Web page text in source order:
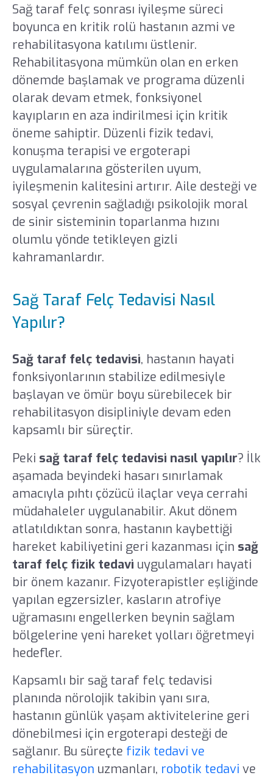
Sağ taraf felç sonrası iyileşme süreci
boyunca en kritik rolü hastanın azmi ve
rehabilitasyona katılımı üstlenir.
Rehabilitasyona mümkün olan en erken
dönemde başlamak ve programa düzenli
olarak devam etmek, fonksiyonel
kayıpların en aza indirilmesi için kritik
öneme sahiptir. Düzenli fizik tedavi,
konuşma terapisi ve ergoterapi
uygulamalarına gösterilen uyum,
iyileşmenin kalitesini artırır. Aile desteği ve
sosyal çevrenin sağladığı psikolojik moral
de sinir sisteminin toparlanma hızını
olumlu yönde tetikleyen gizli
kahramanlardır.
Sağ Taraf Felç Tedavisi Nasıl
Yapılır?
Sağ taraf felç tedavisi, hastanın hayati
fonksiyonlarının stabilize edilmesiyle
başlayan ve ömür boyu sürebilecek bir
rehabilitasyon disipliniyle devam eden
kapsamlı bir süreçtir.
Peki sağ taraf felç tedavisi nasıl yapılır? İlk
aşamada beyindeki hasarı sınırlamak
amacıyla pıhtı çözücü ilaçlar veya cerrahi
müdahaleler uygulanabilir. Akut dönem
atlatıldıktan sonra, hastanın kaybettiği
hareket kabiliyetini geri kazanması için sağ
taraf felç fizik tedavi uygulamaları hayati
bir önem kazanır. Fizyoterapistler eşliğinde
yapılan egzersizler, kasların atrofiye
uğramasını engellerken beynin sağlam
bölgelerine yeni hareket yolları öğretmeyi
hedefler.
Kapsamlı bir sağ taraf felç tedavisi
planında nörolojik takibin yanı sıra,
hastanın günlük yaşam aktivitelerine geri
dönebilmesi için ergoterapi desteği de
sağlanır. Bu süreçte fizik tedavi ve
rehabilitasyon uzmanları, robotik tedavi ve